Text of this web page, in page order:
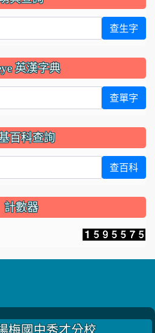
查生字
英漢字典
查單字
百科查詢
查百科
計數器
梅國中秀才分校